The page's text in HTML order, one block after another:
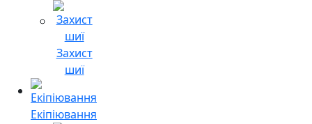
Захист
шиї
Екіпіювання